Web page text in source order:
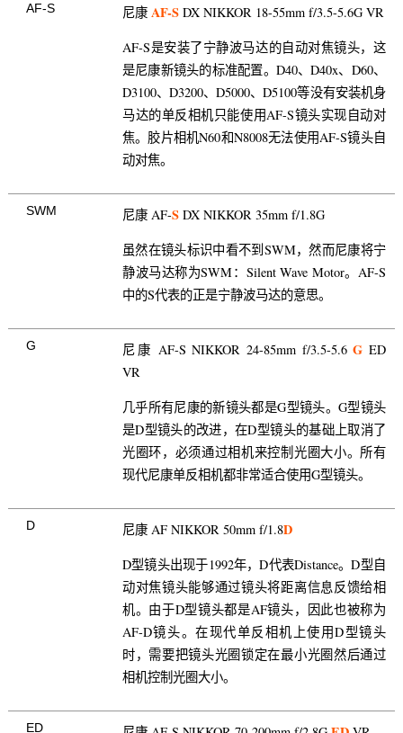
AF-S 尼康 AF-SDX NIKKOR 18-55mm f/3.5-5.6G VR
AF-S是安装了宁静波马达的自动对焦镜头，这
是尼康新镜头的标准配置。D40、D40x、D60、
D3100、D3200、D5000、D5100等没有安装机身
马达的单反相机只能使用AF-S镜头实现自动对
焦。胶片相机N60和N8008无法使用AF-S镜头自
动对焦。
SWM 尼康 AF-SDX NIKKOR 35mm f/1.8G
虽然在镜头标识中看不到SWM，然而尼康将宁
静波马达称为SWM：Silent Wave Motor。AF-S
中的S代表的正是宁静波马达的意思。
G 尼康 AF-S NIKKOR 24-85mm f/3.5-5.6G ED
VR
几乎所有尼康的新镜头都是G型镜头。G型镜头
是D型镜头的改进，在D型镜头的基础上取消了
光圈环，必须通过相机来控制光圈大小。所有
现代尼康单反相机都非常适合使用G型镜头。
D 尼康 AF NIKKOR 50mm f/1.8D
D型镜头出现于1992年，D代表Distance。D型自
动对焦镜头能够通过镜头将距离信息反馈给相
机。由于D型镜头都是AF镜头，因此也被称为
AF-D镜头。在现代单反相机上使用D型镜头
时，需要把镜头光圈锁定在最小光圈然后通过
相机控制光圈大小。
ED